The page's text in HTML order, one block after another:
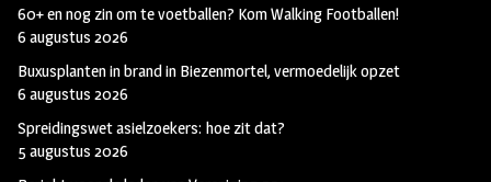
60+ en nog zin om te voetballen? Kom Walking Footballen!
6 augustus 2026
Buxusplanten in brand in Biezenmortel, vermoedelijk opzet
6 augustus 2026
Spreidingswet asielzoekers: hoe zit dat?
5 augustus 2026